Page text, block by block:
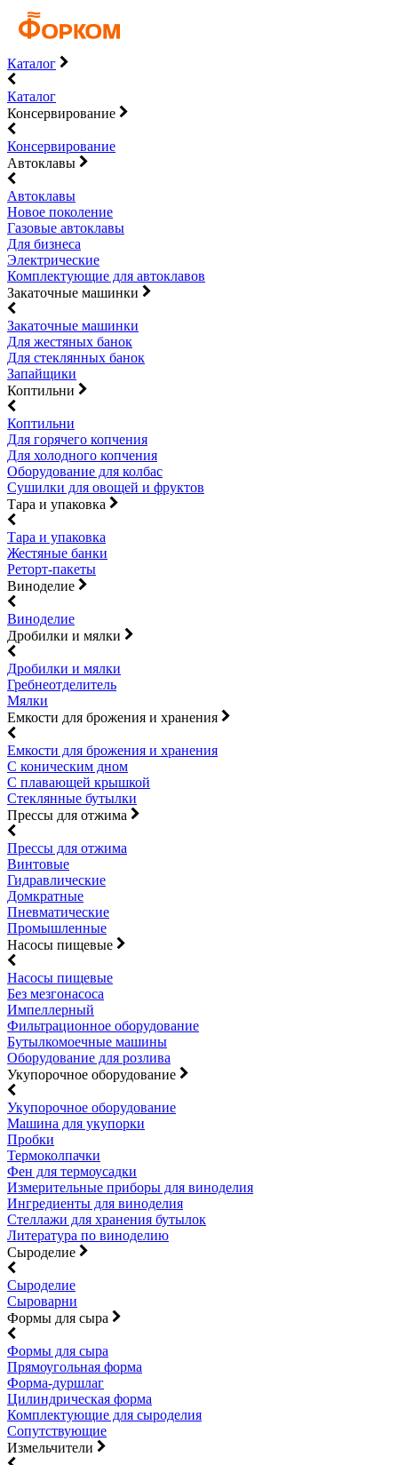
Каталог
Каталог
Консервирование
Консервирование
Автоклавы
Автоклавы
Новое поколение
Газовые автоклавы
Для бизнеса
Электрические
Комплектующие для автоклавов
Закаточные машинки
Закаточные машинки
Для жестяных банок
Для стеклянных банок
Запайщики
Коптильни
Коптильни
Для горячего копчения
Для холодного копчения
Оборудование для колбас
Сушилки для овощей и фруктов
Тара и упаковка
Тара и упаковка
Жестяные банки
Реторт-пакеты
Виноделие
Виноделие
Дробилки и мялки
Дробилки и мялки
Гребнеотделитель
Мялки
Емкости для брожения и хранения
Емкости для брожения и хранения
С коническим дном
С плавающей крышкой
Стеклянные бутылки
Прессы для отжима
Прессы для отжима
Винтовые
Гидравлические
Домкратные
Пневматические
Промышленные
Насосы пищевые
Насосы пищевые
Без мезгонасоса
Импеллерный
Фильтрационное оборудование
Бутылкомоечные машины
Оборудование для розлива
Укупорочное оборудование
Укупорочное оборудование
Машина для укупорки
Пробки
Термоколпачки
Фен для термоусадки
Измерительные приборы для виноделия
Ингредиенты для виноделия
Стеллажи для хранения бутылок
Литература по виноделию
Сыроделие
Сыроделие
Сыроварни
Формы для сыра
Формы для сыра
Прямоугольная форма
Форма-дуршлаг
Цилиндрическая форма
Комплектующие для сыроделия
Сопутствующие
Измельчители